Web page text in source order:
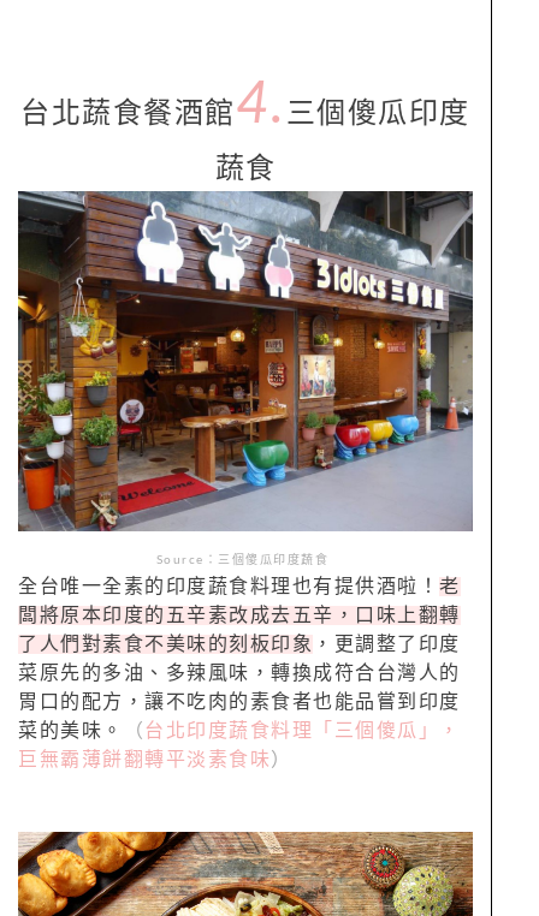
台北蔬食餐酒館4. 三個傻瓜印度
蔬食
Source：三個傻瓜印度蔬食
全台唯一全素的印度蔬食料理也有提供酒啦！ 老
闆將原本印度的五辛素改成去五辛，口味上翻轉
了人們對素食不美味的刻板印象 ，更調整了印度
菜原先的多油、多辣風味，轉換成符合台灣人的
胃口的配方，讓不吃肉的素食者也能品嘗到印度
菜的美味。
（ 台北印度蔬食料理「三個傻瓜」，
巨無霸薄餅翻轉平淡素食味 ）